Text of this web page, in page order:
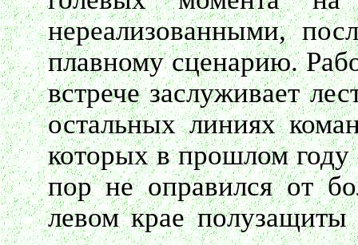
нереализованными,
плавному сценарию.
встрече заслуживает
остальных линиях
которых в прошлом году
пор не оправился от
левом крае